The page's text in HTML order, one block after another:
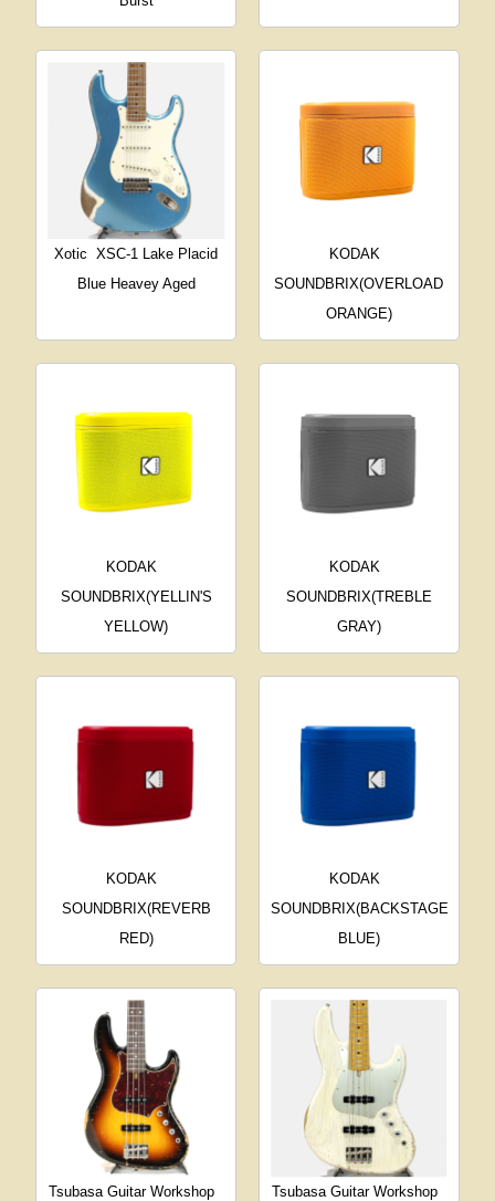
Xotic
XSC-1 Lake Placid
Blue Heavey Aged
KODAK
SOUNDBRIX(OVERLOAD
ORANGE)
KODAK
SOUNDBRIX(YELLIN'S
YELLOW)
KODAK
SOUNDBRIX(TREBLE
GRAY)
KODAK
SOUNDBRIX(REVERB
RED)
KODAK
SOUNDBRIX(BACKSTAGE
BLUE)
Tsubasa Guitar Workshop
Tsubasa Guitar Workshop